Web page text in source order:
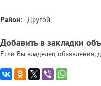
Район: Другой
Добавить в закладки
Если Вы владелец объявления,